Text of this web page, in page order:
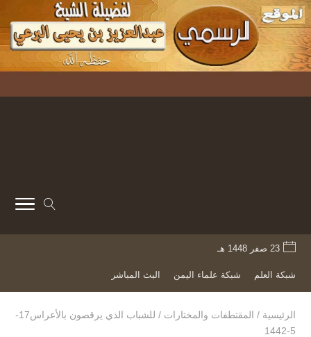
23 صفر 1448 هـ
شبكة العلم شبكة علماء اليمن البث المباشر
الرئيسية / المقتطفات والمختارات /
للشباب الذي يرقصون بالأعراس17-
5-1442